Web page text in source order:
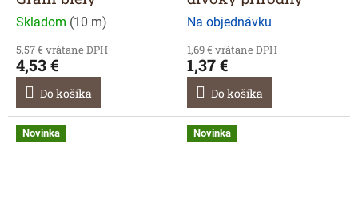
Skladom (10 m)
5,57 € vrátane DPH
4,53 €
Do košíka
Na objednávku
1,69 € vrátane DPH
1,37 €
Do košíka
Novinka Novinka